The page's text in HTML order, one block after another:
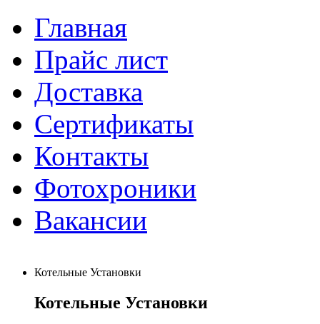
Главная
Прайс лист
Доставка
Сертификаты
Контакты
Фотохроники
Вакансии
Котельные Установки
Котельные Установки